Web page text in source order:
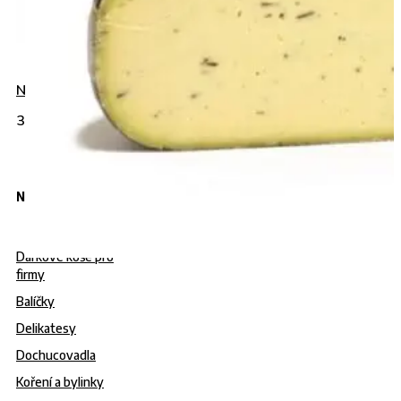
Napište nám do chatu
+420 775 032
383
info@gurmanies.cz
Nabídka
Dárkové koše pro
firmy
Balíčky
Delikatesy
Dochucovadla
Koření a bylinky